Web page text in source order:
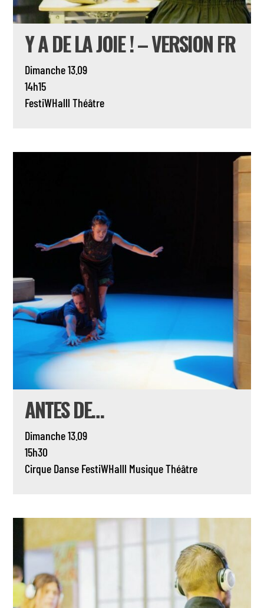
Y A DE LA JOIE ! – VERSION FR
Dimanche 13.09
14h15
FestiWHalll Théâtre
ANTES DE…
Dimanche 13.09
15h30
Cirque Danse FestiWHalll MusiqueThéâtre